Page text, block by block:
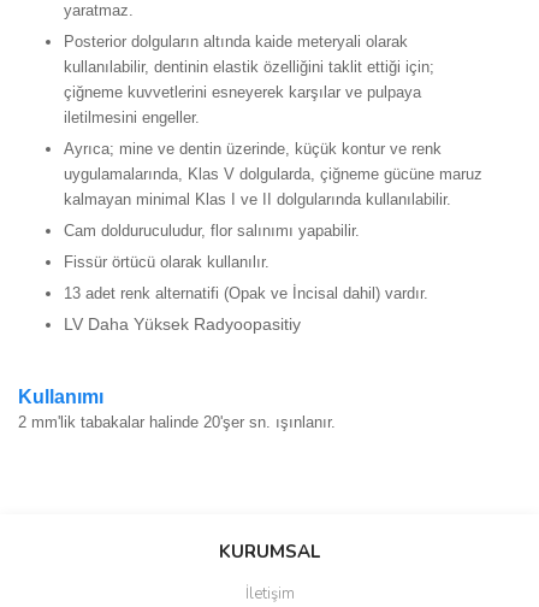
yaratmaz.
Posterior dolguların altında kaide meteryali olarak
kullanılabilir, dentinin elastik özelliğini taklit ettiği için;
çiğneme kuvvetlerini esneyerek karşılar ve pulpaya
iletilmesini engeller.
Ayrıca; mine ve dentin üzerinde, küçük kontur ve renk
uygulamalarında, Klas V dolgularda, çiğneme gücüne maruz
kalmayan minimal Klas I ve II dolgularında kullanılabilir.
Cam dolduruculudur, flor salınımı yapabilir.
Fissür örtücü olarak kullanılır.
13 adet renk alternatifi (Opak ve İncisal dahil) vardır.
LV Daha Yüksek Radyoopasitiy
Kullanımı
2 mm'lik tabakalar halinde 20'şer sn. ışınlanır.
Bu ürüne ilk yorumu siz yapın!
KURUMSAL
İletişim